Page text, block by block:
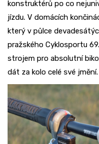
konstruktérů po co
jízdu. V domácích
který v půlce
pražského Cyklosportu
strojem pro absolutní
dát za kolo celé své jmění.